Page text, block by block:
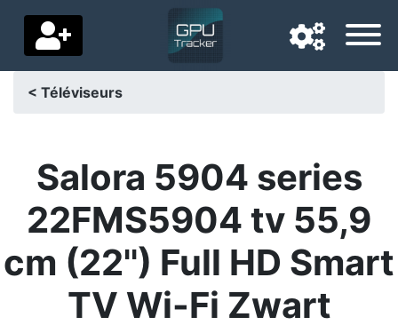
Pays de livraison
Accueil
Baisses de prix
Paramètres
Soutenez-nous
< Téléviseurs
Salora 5904 series
22FMS5904 tv 55,9
cm (22'') Full HD Smart
TV Wi-Fi Zwart